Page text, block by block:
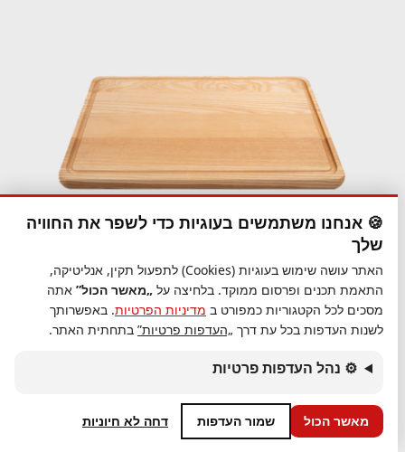
🍪 אנחנו משתמשים בעוגיות כדי לשפר את החוויה
שלך
האתר עושה שימוש בעוגיות (Cookies) לתפעול תקין, אנליטיקה,
התאמת תכנים ופרסום ממוקד. בלחיצה על „מאשר הכול” אתה
מסכים לכל הקטגוריות כמפורט ב מדיניות הפרטיות. באפשרותך
לשנות העדפות בכל עת דרך „העדפות פרטיות” בתחתית האתר.
⚙ נהל העדפות פרטיות
מאשר הכול שמור העדפות דחה לא חיוניות
₪229.00
קרש חיתוך אשא 30*45 עם תעלה
🏝️ באילת:₪194
הוספה לסל